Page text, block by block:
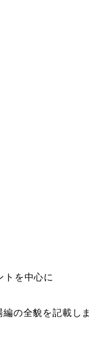
トを中心に
の全貌を記載しま